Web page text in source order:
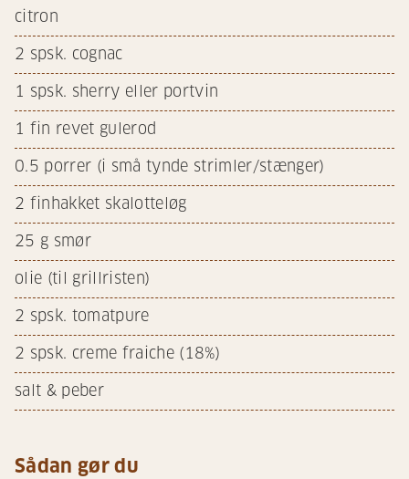
citron
2 spsk. cognac
1 spsk. sherry eller portvin
1 fin revet gulerod
0.5 porrer (i små tynde strimler/stænger)
2 finhakket skalotteløg
25 g smør
olie (til grillristen)
2 spsk. tomatpure
2 spsk. creme fraiche (18%)
salt & peber
Sådan gør du